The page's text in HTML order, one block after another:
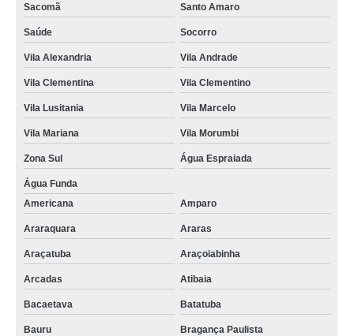
Sacomã Santo Amaro
Saúde Socorro
Vila Alexandria Vila Andrade
Vila Clementina Vila Clementino
Vila Lusitania Vila Marcelo
Vila Mariana Vila Morumbi
Zona Sul Água Espraiada
Água Funda
Americana
Amparo
Araraquara Araras
Araçatuba Araçoiabinha
Arcadas Atibaia
Bacaetava Batatuba
Bauru Bragança Paulista